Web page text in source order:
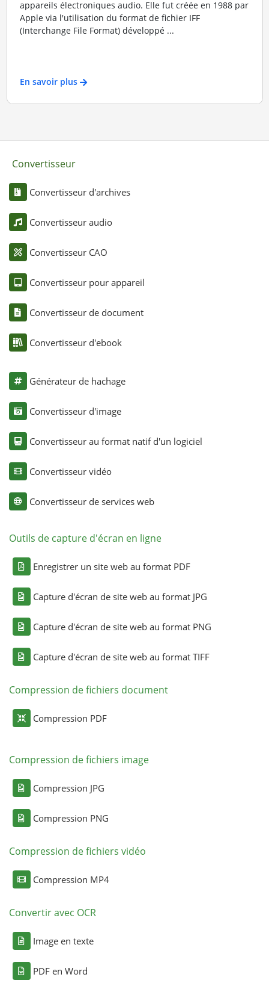
appareils électroniques audio. Elle fut créée en 1988 par
Apple via l'utilisation du format de fichier IFF
(Interchange File Format) développé ...
En savoir plus
Convertisseur
Convertisseur d'archives
Convertisseur audio
Convertisseur CAO
Convertisseur pour appareil
Convertisseur de document
Convertisseur d'ebook
Générateur de hachage
Convertisseur d'image
Convertisseur au format natif d'un logiciel
Convertisseur vidéo
Convertisseur de services web
Outils de capture d'écran en ligne
Enregistrer un site web au format PDF
Capture d'écran de site web au format JPG
Capture d'écran de site web au format PNG
Capture d'écran de site web au format TIFF
Compression de fichiers document
Compression PDF
Compression de fichiers image
Compression JPG
Compression PNG
Compression de fichiers vidéo
Compression MP4
Convertir avec OCR
Image en texte
PDF en Word